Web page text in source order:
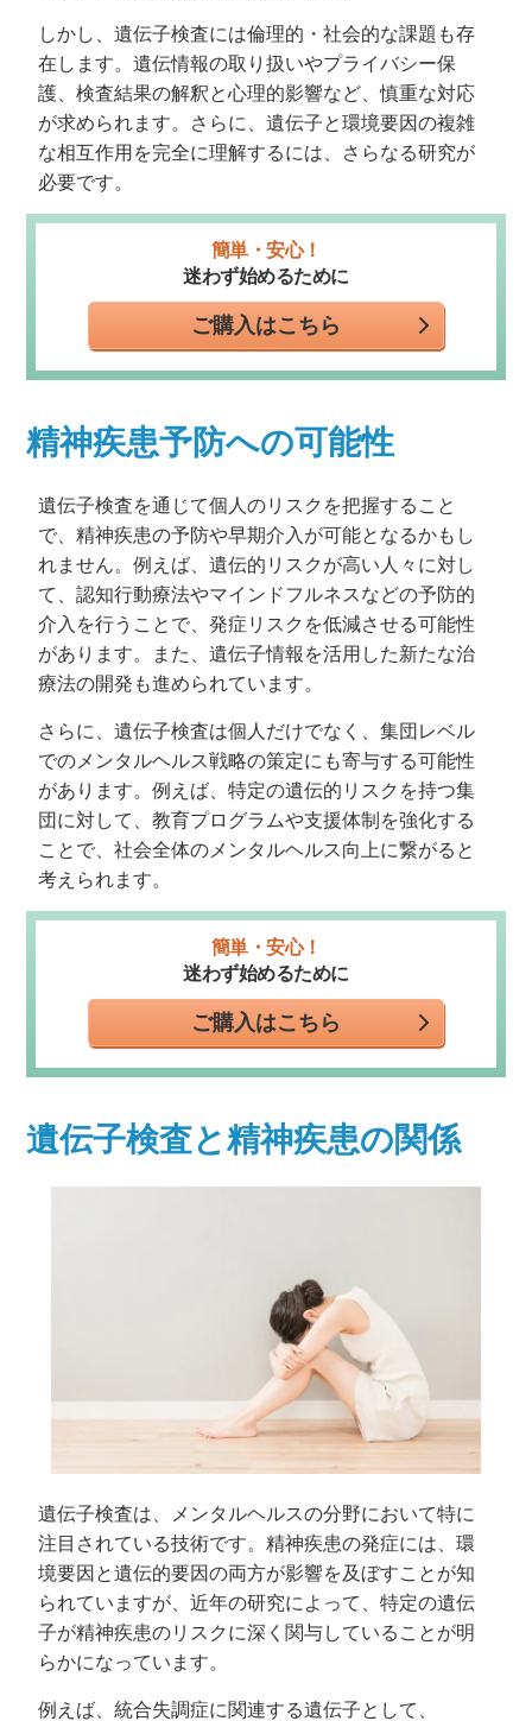
しかし、遺伝子検査には倫理的・社会的な課題も存
在します。遺伝情報の取り扱いやプライバシー保
護、検査結果の解釈と心理的影響など、慎重な対応
が求められます。さらに、遺伝子と環境要因の複雑
な相互作用を完全に理解するには、さらなる研究が
必要です。
簡単・安心！
迷わず始めるために
ご購入はこちら
精神疾患予防への可能性
遺伝子検査を通じて個人のリスクを把握すること
で、精神疾患の予防や早期介入が可能となるかもし
れません。例えば、遺伝的リスクが高い人々に対し
て、認知行動療法やマインドフルネスなどの予防的
介入を行うことで、発症リスクを低減させる可能性
があります。また、遺伝子情報を活用した新たな治
療法の開発も進められています。
さらに、遺伝子検査は個人だけでなく、集団レベル
でのメンタルヘルス戦略の策定にも寄与する可能性
があります。例えば、特定の遺伝的リスクを持つ集
団に対して、教育プログラムや支援体制を強化する
ことで、社会全体のメンタルヘルス向上に繋がると
考えられます。
簡単・安心！
迷わず始めるために
ご購入はこちら
遺伝子検査と精神疾患の関係
遺伝子検査は、メンタルヘルスの分野において特に
注目されている技術です。精神疾患の発症には、環
境要因と遺伝的要因の両方が影響を及ぼすことが知
られていますが、近年の研究によって、特定の遺伝
子が精神疾患のリスクに深く関与していることが明
らかになっています。
例えば、統合失調症に関連する遺伝子として、